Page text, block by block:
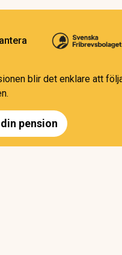
blir det enklare att
pension